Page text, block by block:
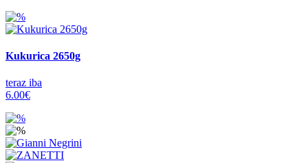
Kukurica 2650g
teraz iba
6.00€